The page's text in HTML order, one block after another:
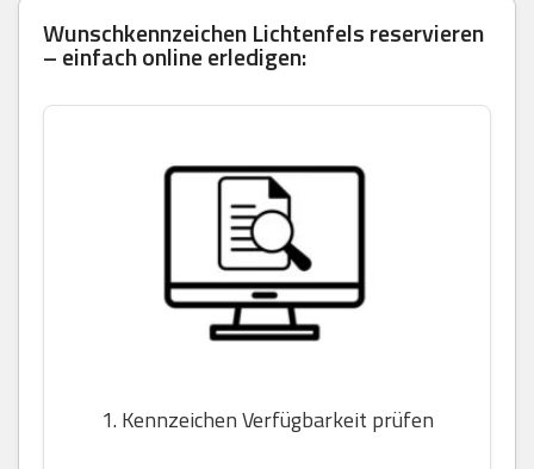
Wunschkennzeichen Lichtenfels reservieren
– einfach online erledigen:
1. Kennzeichen Verfügbarkeit prüfen